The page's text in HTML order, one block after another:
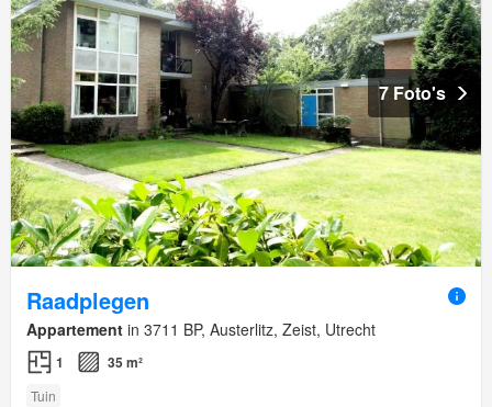
7 Foto's
Raadplegen
Appartement in 3711 BP, Austerlitz, Zeist, Utrecht
1 35 m²
Tuin